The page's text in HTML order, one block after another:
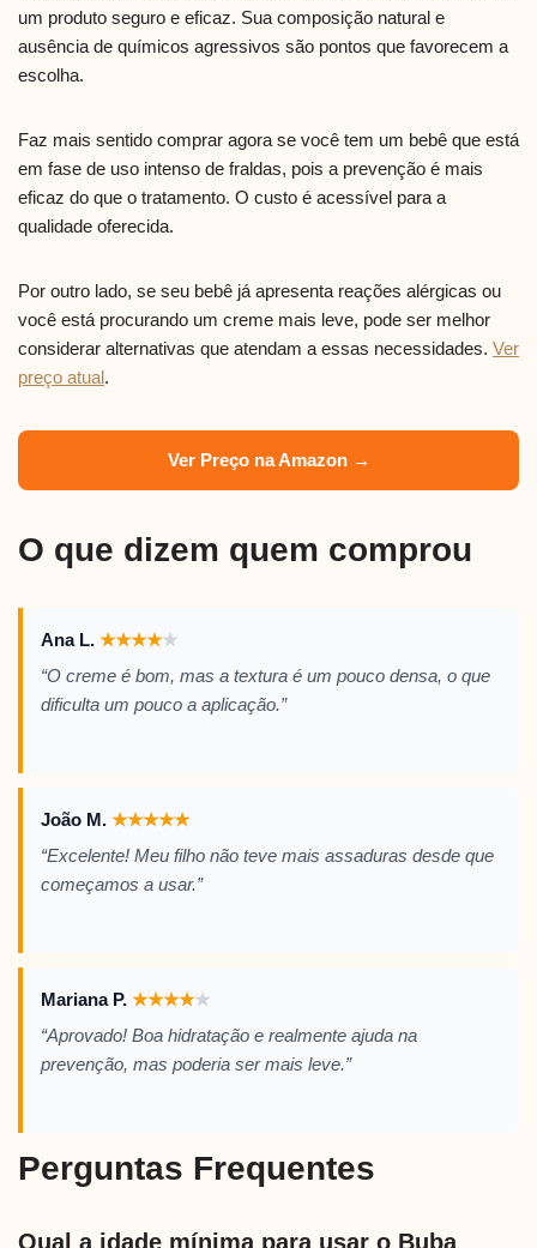
um produto seguro e eficaz. Sua composição natural e
ausência de químicos agressivos são pontos que favorecem a
escolha.
Faz mais sentido comprar agora se você tem um bebê que está
em fase de uso intenso de fraldas, pois a prevenção é mais
eficaz do que o tratamento. O custo é acessível para a
qualidade oferecida.
Por outro lado, se seu bebê já apresenta reações alérgicas ou
você está procurando um creme mais leve, pode ser melhor
considerar alternativas que atendam a essas necessidades. Ver
preço atual.
Ver Preço na Amazon →
O que dizem quem comprou
Ana L. ★★★★★
“O creme é bom, mas a textura é um pouco densa, o que
dificulta um pouco a aplicação.”
João M. ★★★★★
“Excelente! Meu filho não teve mais assaduras desde que
começamos a usar.”
Mariana P. ★★★★★
“Aprovado! Boa hidratação e realmente ajuda na
prevenção, mas poderia ser mais leve.”
Perguntas Frequentes
Qual a idade mínima para usar o Buba